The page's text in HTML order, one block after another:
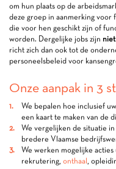
om hun plaats op de
deze groep in aanmerking voor
die voor hen geschikt zijn of
worden. Dergelijke jobs zijn
richt zich dan ook tot de
personeelsbeleid voor
Onze aanpak in 3
We bepalen hoe inclusief
een kaart te maken van de
We vergelijken de situatie
bredere Vlaamse
We werken mogelijke
rekrutering, onthaal ,